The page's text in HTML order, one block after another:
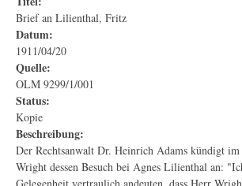
Brief an Lilienthal, Fritz
Datum:
1911/04/20
Quelle:
OLM 9299/1/001
Status:
Kopie
Beschreibung:
Der Rechtsanwalt Dr. Heinrich Adams kündigt
Wright dessen Besuch bei Agnes Lilienthal an: